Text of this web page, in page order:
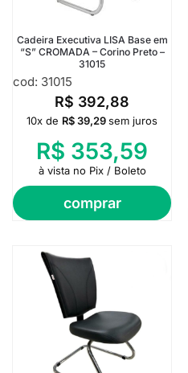
Cadeira Executiva LISA Base em
“S” CROMADA – Corino Preto –
31015
cod: 31015
R$ 392,88
comprar
10x de R$39,29sem juros
R$ 353,59
à vista no Pix / Boleto